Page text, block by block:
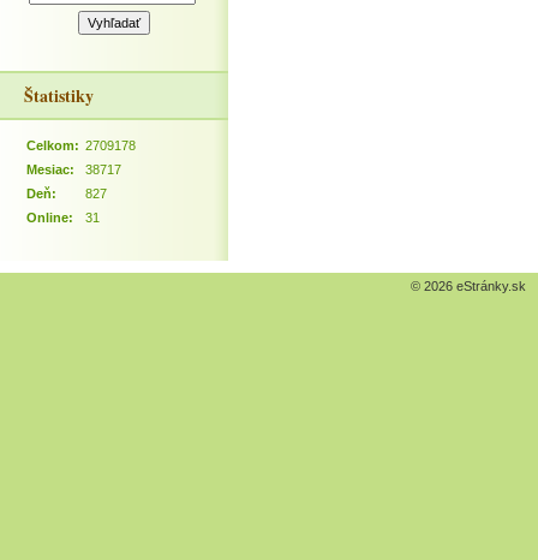
Štatistiky
Online: 31
Celkom: 2709178
Mesiac:
38717
Deň:
827
© 2026 eStránky.sk